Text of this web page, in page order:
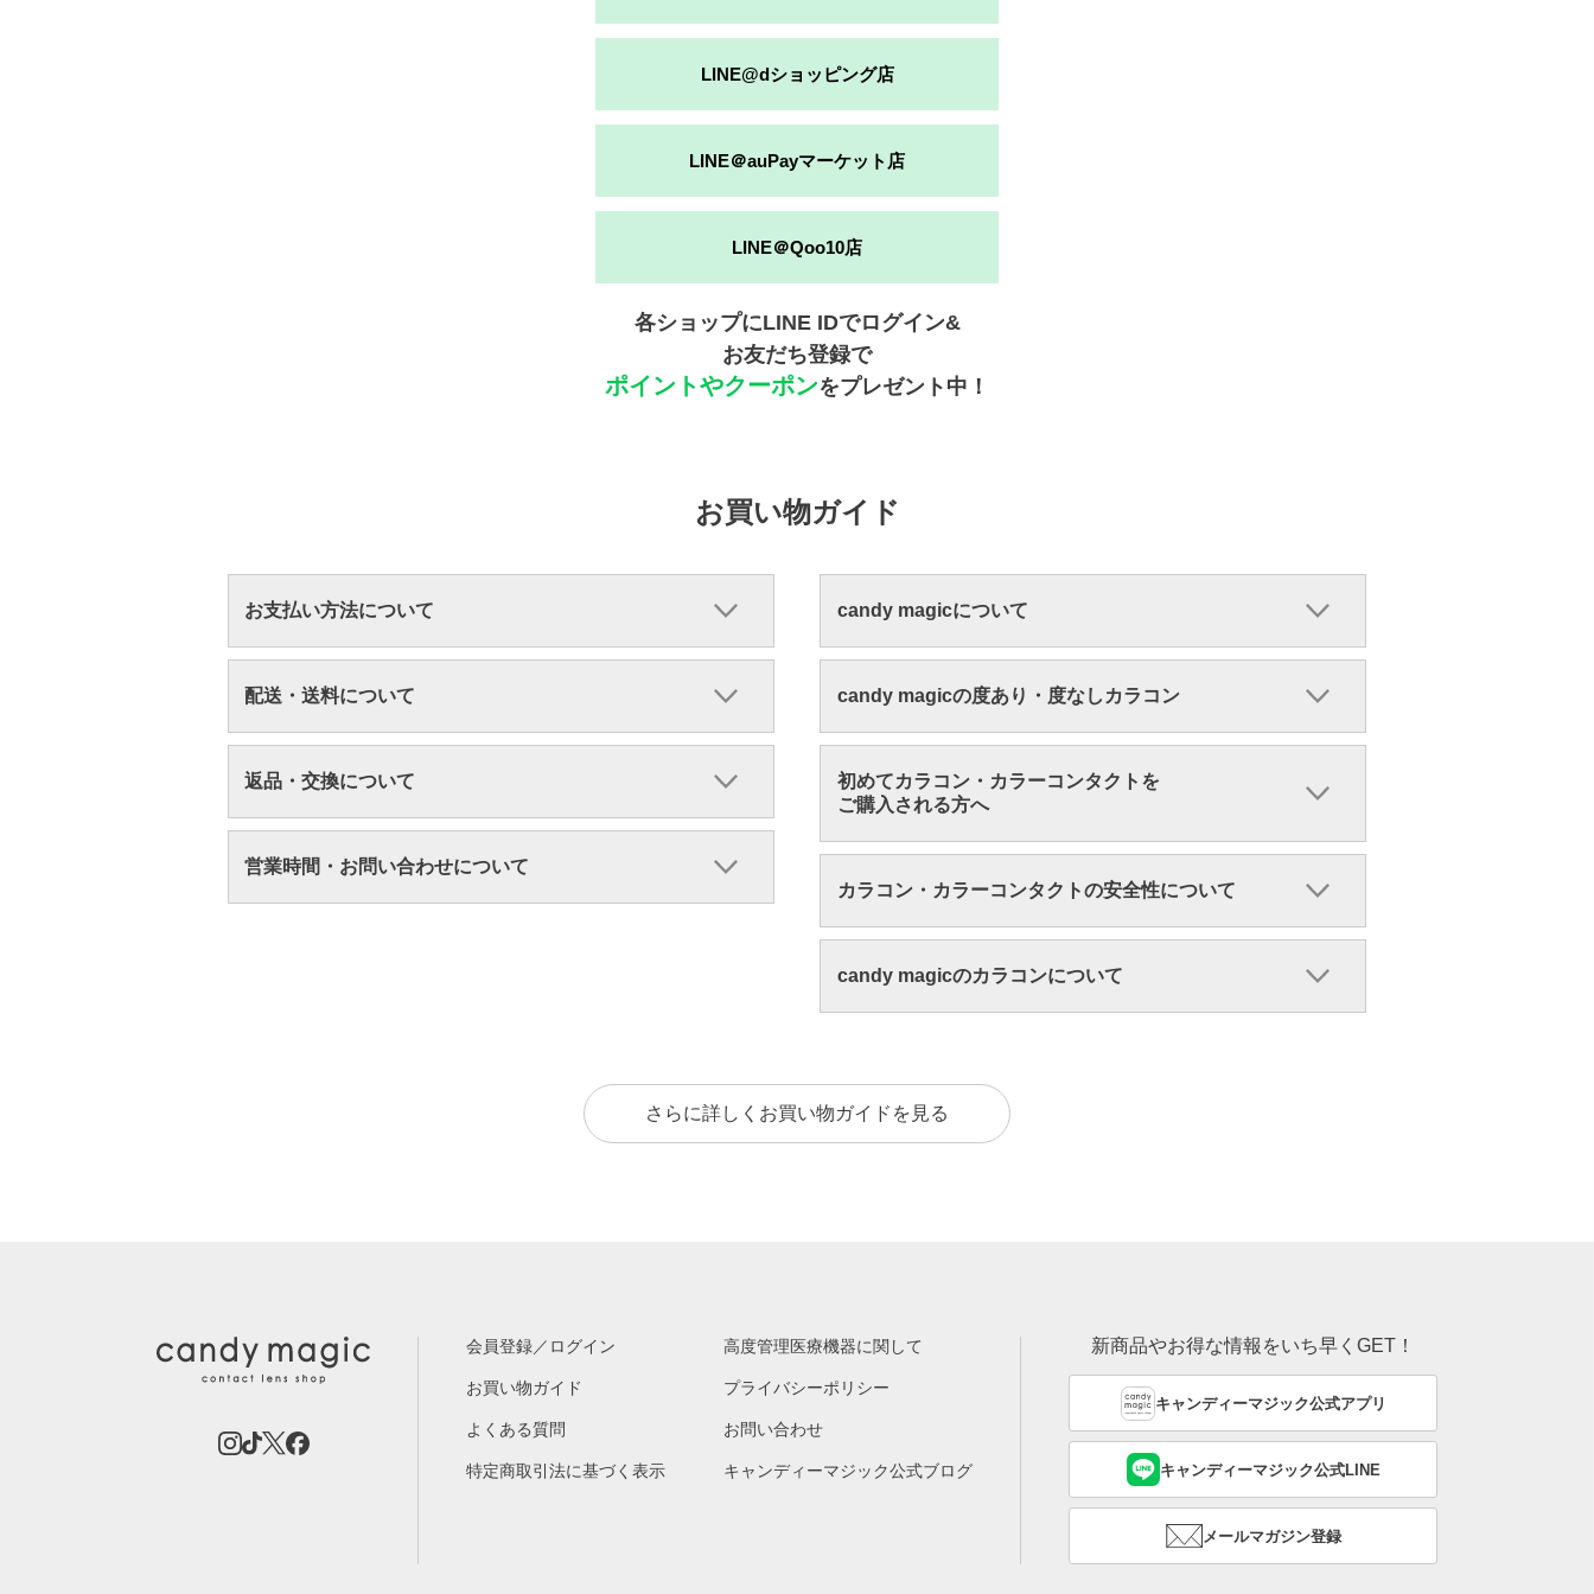
LINE@dショッピング店
LINE＠auPayマーケット店
LINE＠Qoo10店
各ショップにLINE IDでログイン&
お友だち登録で
ポイントやクーポンをプレゼント中！
お買い物ガイド
お支払い方法について
配送・送料について
返品・交換について
営業時間・お問い合わせについて
candy magicについて
candy magicの度あり・度なしカラコン
初めてカラコン・カラーコンタクトを
ご購入される方へ
カラコン・カラーコンタクトの安全性について
candy magicのカラコンについて
さらに詳しくお買い物ガイドを見る
会員登録／ログイン
お買い物ガイド
よくある質問
特定商取引法に基づく表示
高度管理医療機器に関して
プライバシーポリシー
お問い合わせ
キャンディーマジック公式ブログ
新商品やお得な情報をいち早くGET！
キャンディーマジック公式アプリ
キャンディーマジック公式LINE
メールマガジン登録